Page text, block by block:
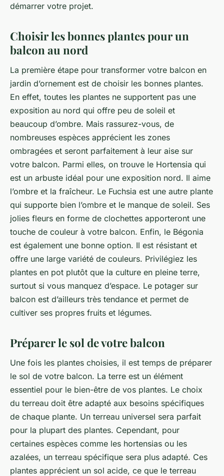
démarrer votre projet.
Choisir les bonnes plantes pour un
balcon au nord
La première étape pour transformer votre balcon en
jardin d’ornement est de choisir les bonnes plantes.
En effet, toutes les plantes ne supportent pas une
exposition au nord qui offre peu de soleil et
beaucoup d’ombre. Mais rassurez-vous, de
nombreuses espèces apprécient les zones
ombragées et seront parfaitement à leur aise sur
votre balcon. Parmi elles, on trouve le Hortensia qui
est un arbuste idéal pour une exposition nord. Il aime
l’ombre et la fraîcheur. Le Fuchsia est une autre plante
qui supporte bien l’ombre et le manque de soleil. Ses
jolies fleurs en forme de clochettes apporteront une
touche de couleur à votre balcon. Enfin, le Bégonia
est également une bonne option. Il est résistant et
offre une large variété de couleurs. Privilégiez les
plantes en pot plutôt que la culture en pleine terre,
surtout si vous manquez d’espace. Le potager sur
balcon est d’ailleurs très tendance et permet de
cultiver ses propres fruits et légumes.
Préparer le sol de votre balcon
Une fois les plantes choisies, il est temps de préparer
le sol de votre balcon. La terre est un élément
essentiel pour le bien-être de vos plantes. Le choix
du terreau doit être adapté aux besoins spécifiques
de chaque plante. Un terreau universel sera parfait
pour la plupart des plantes. Cependant, pour
certaines espèces comme les hortensias ou les
azalées, un terreau spécifique sera plus adapté. Ces
plantes apprécient un sol acide, ce que le terreau